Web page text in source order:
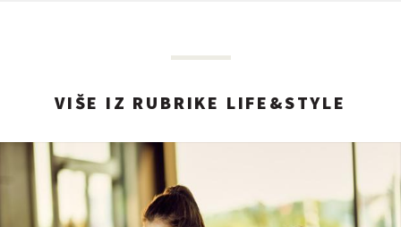
VIŠE IZ RUBRIKE LIFE&STYLE